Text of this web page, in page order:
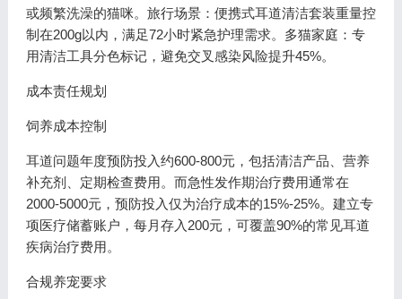
或频繁洗澡的猫咪。旅行场景：便携式耳道清洁套装重量控
制在200g以内，满足72小时紧急护理需求。多猫家庭：专
用清洁工具分色标记，避免交叉感染风险提升45%。
成本责任规划
饲养成本控制
耳道问题年度预防投入约600-800元，包括清洁产品、营养
补充剂、定期检查费用。而急性发作期治疗费用通常在
2000-5000元，预防投入仅为治疗成本的15%-25%。建立专
项医疗储蓄账户，每月存入200元，可覆盖90%的常见耳道
疾病治疗费用。
合规养宠要求